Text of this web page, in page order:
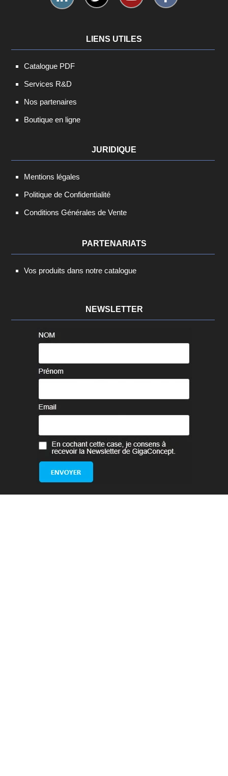
LIENS UTILES
Catalogue PDF
Services R&D
Nos partenaires
Boutique en ligne
JURIDIQUE
Mentions légales
Politique de Confidentialité
Conditions Générales de Vente
PARTENARIATS
Vos produits dans notre catalogue
NEWSLETTER